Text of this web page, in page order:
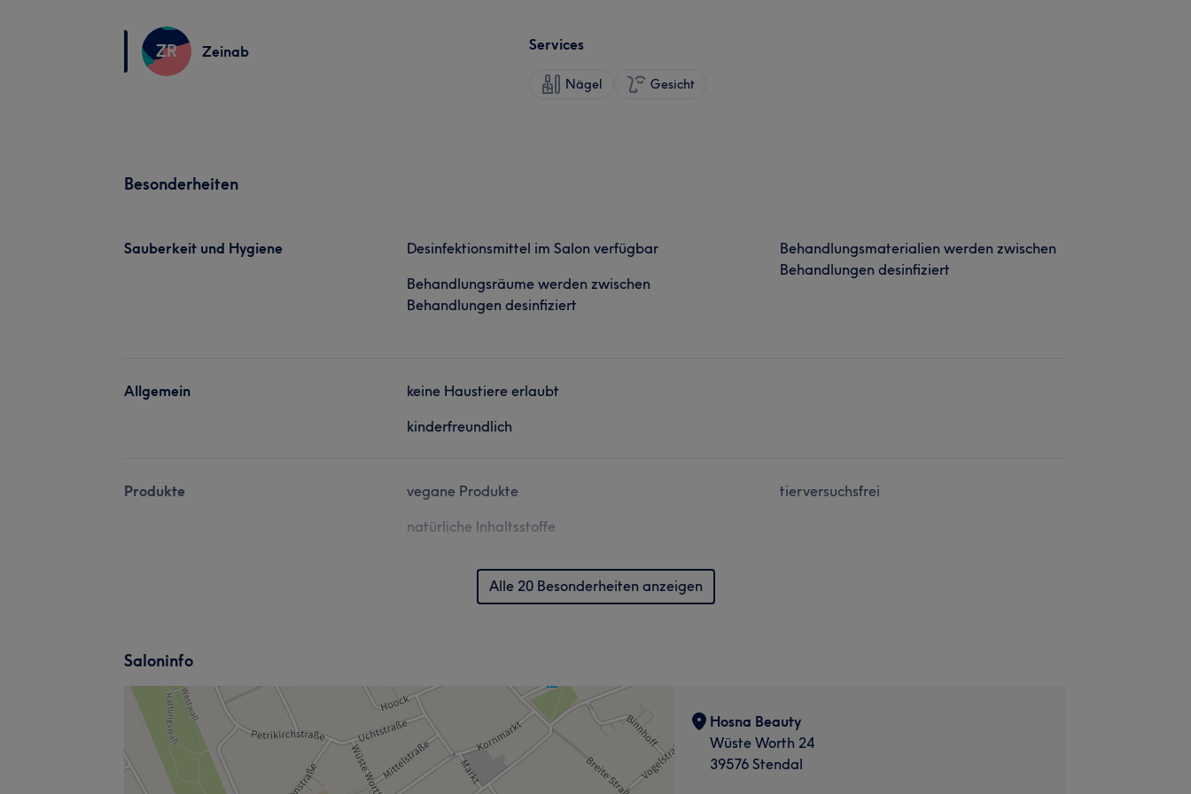
ZR Zeinab Services
Nägel Gesicht
Besonderheiten
Sauberkeit und Hygiene
Desinfektionsmittel im Salon verfügbar
Behandlungsräume werden zwischen
Behandlungen desinfiziert
Behandlungsmaterialien werden zwischen
Behandlungen desinfiziert
Allgemein
keine Haustiere erlaubt
kinderfreundlich
Produkte
vegane Produkte
natürliche Inhaltsstoffe
tierversuchsfrei
Alle 20 Besonderheiten anzeigen
Saloninfo
Hosna Beauty
Wüste Worth 24
39576 Stendal